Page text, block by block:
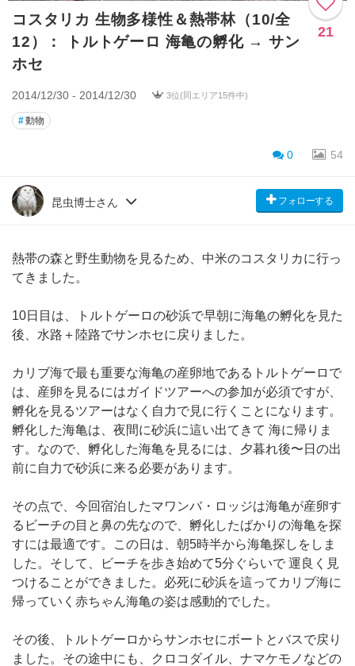
コスタリカ 生物多様性＆熱帯林（10/全
12）： トルトゲーロ 海亀の孵化 → サン
ホセ
21
2014/12/30 - 2014/12/30 3位(同エリア15件中)
#動物
0 54
昆虫博士さん フォローする
熱帯の森と野生動物を見るため、中米のコスタリカに行っ
てきました。
10日目は、トルトゲーロの砂浜で早朝に海亀の孵化を見た
後、水路＋陸路でサンホセに戻りました。
カリブ海で最も重要な海亀の産卵地であるトルトゲーロで
は、産卵を見るにはガイドツアーへの参加が必須ですが、
孵化を見るツアーはなく自力で見に行くことになります。
孵化した海亀は、夜間に砂浜に這い出てきて 海に帰りま
す。なので、孵化した海亀を見るには、夕暮れ後〜日の出
前に自力で砂浜に来る必要があります。
その点で、今回宿泊したマワンバ・ロッジは海亀が産卵す
るビーチの目と鼻の先なので、孵化したばかりの海亀を探
すには最適です。この日は、朝5時半から海亀探しをしま
した。そして、ビーチを歩き始めて5分ぐらいで 運良く見
つけることができました。必死に砂浜を這ってカリブ海に
帰っていく赤ちゃん海亀の姿は感動的でした。
その後、トルトゲーロからサンホセにボートとバスで戻り
ました。その途中にも、クロコダイル、ナマケモノなどの